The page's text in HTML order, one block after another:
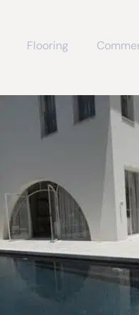
Flooring